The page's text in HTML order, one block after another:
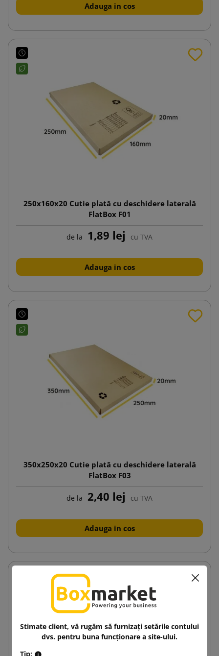
Adauga in cos
250x160x20 Cutie plată cu deschidere laterală
FlatBox F01
de la 1,89 lej cu TVA
Adauga in cos
350x250x20 Cutie plată cu deschidere laterală
FlatBox F03
de la 2,40 lej cu TVA
Adauga in cos
Stimate client, vă rugăm să furnizați setările contului
dvs. pentru buna funcționare a site-ului.
Tip: